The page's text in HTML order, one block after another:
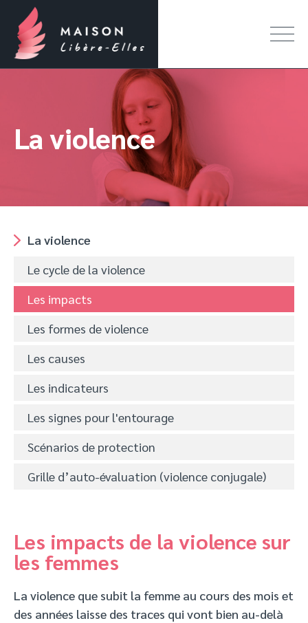
La violence
La violence
Le cycle de la violence
Les impacts
Les formes de violence
Les causes
Les indicateurs
Les signes pour l'entourage
Scénarios de protection
Grille d’auto-évaluation (violence conjugale)
Les impacts de la violence sur
les femmes
La violence que subit la femme au cours des mois et
des années laisse des traces qui vont bien au-delà